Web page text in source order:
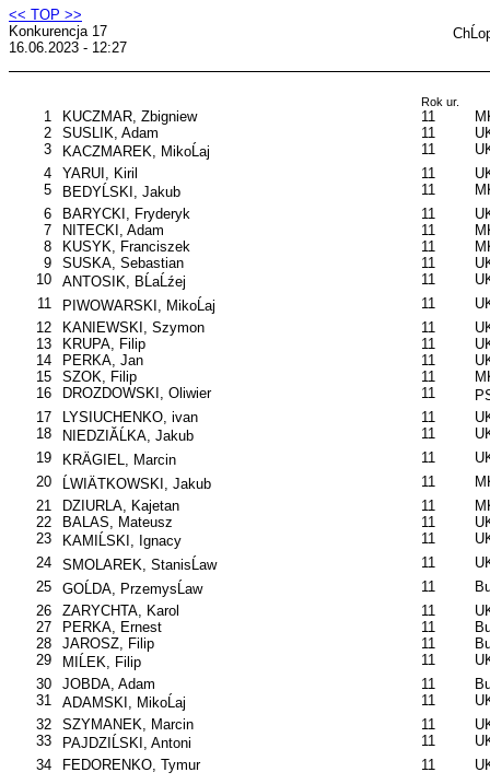
<< TOP >>
Konkurencja 17
16.06.2023 - 12:27
Rok ur.
1 KUCZMAR, Zbigniew 11
2
SUSLIK, Adam 11
3
KACZMAREK, MikoĹaj 11
4
YARUI, Kiril 11
5
BEDYĹSKI, Jakub 11
6
BARYCKI, Fryderyk 11
7
NITECKI, Adam 11
8
KUSYK, Franciszek 11
9
SUSKA, Sebastian 11
10
ANTOSIK, BĹaĹźej 11
11
PIWOWARSKI, MikoĹaj 11
12
KANIEWSKI, Szymon 11
13
KRUPA, Filip 11
14
PERKA, Jan 11
15
SZOK, Filip 11
16
DROZDOWSKI, Oliwier 11
17
LYSIUCHENKO, ivan 11
18
NIEDZIĂĹKA, Jakub 11
19
KRÄGIEL, Marcin 11
20
ĹWIÄTKOWSKI, Jakub 11
21
DZIURLA, Kajetan 11
22
BALAS, Mateusz 11
23
KAMIĹSKI, Ignacy 11
24
SMOLAREK, StanisĹaw 11
25
GOĹDA, PrzemysĹaw 11
26
ZARYCHTA, Karol 11
27
PERKA, Ernest 11
28
JAROSZ, Filip 11
29
MIĹEK, Filip 11
30
JOBDA, Adam 11
31
ADAMSKI, MikoĹaj 11
32
SZYMANEK, Marcin 11
33
PAJDZIĹSKI, Antoni 11
34
FEDORENKO, Tymur 11